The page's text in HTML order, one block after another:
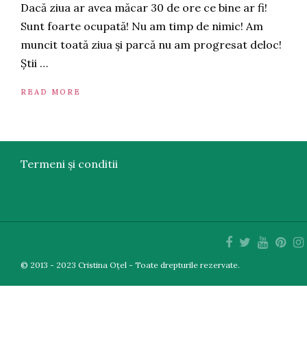
Dacă ziua ar avea măcar 30 de ore ce bine ar fi!
Sunt foarte ocupată! Nu am timp de nimic! Am
muncit toată ziua și parcă nu am progresat deloc!
Știi …
READ MORE
Termeni și conditii
© 2013 - 2023 Cristina Oțel - Toate drepturile rezervate.